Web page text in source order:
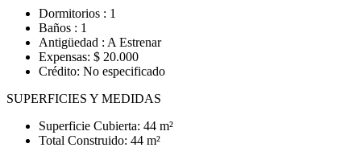
Dormitorios : 1
Baños : 1
Antigüedad : A Estrenar
Expensas: $ 20.000
Crédito: No especificado
SUPERFICIES Y MEDIDAS
Superficie Cubierta: 44 m²
Total Construido: 44 m²